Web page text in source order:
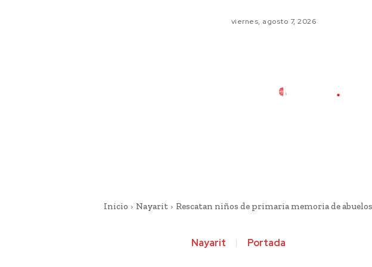
viernes, agosto 7, 2026
Inicio Nayarit Rescatan niños de primaria memoria de abuelos
Nayarit Portada